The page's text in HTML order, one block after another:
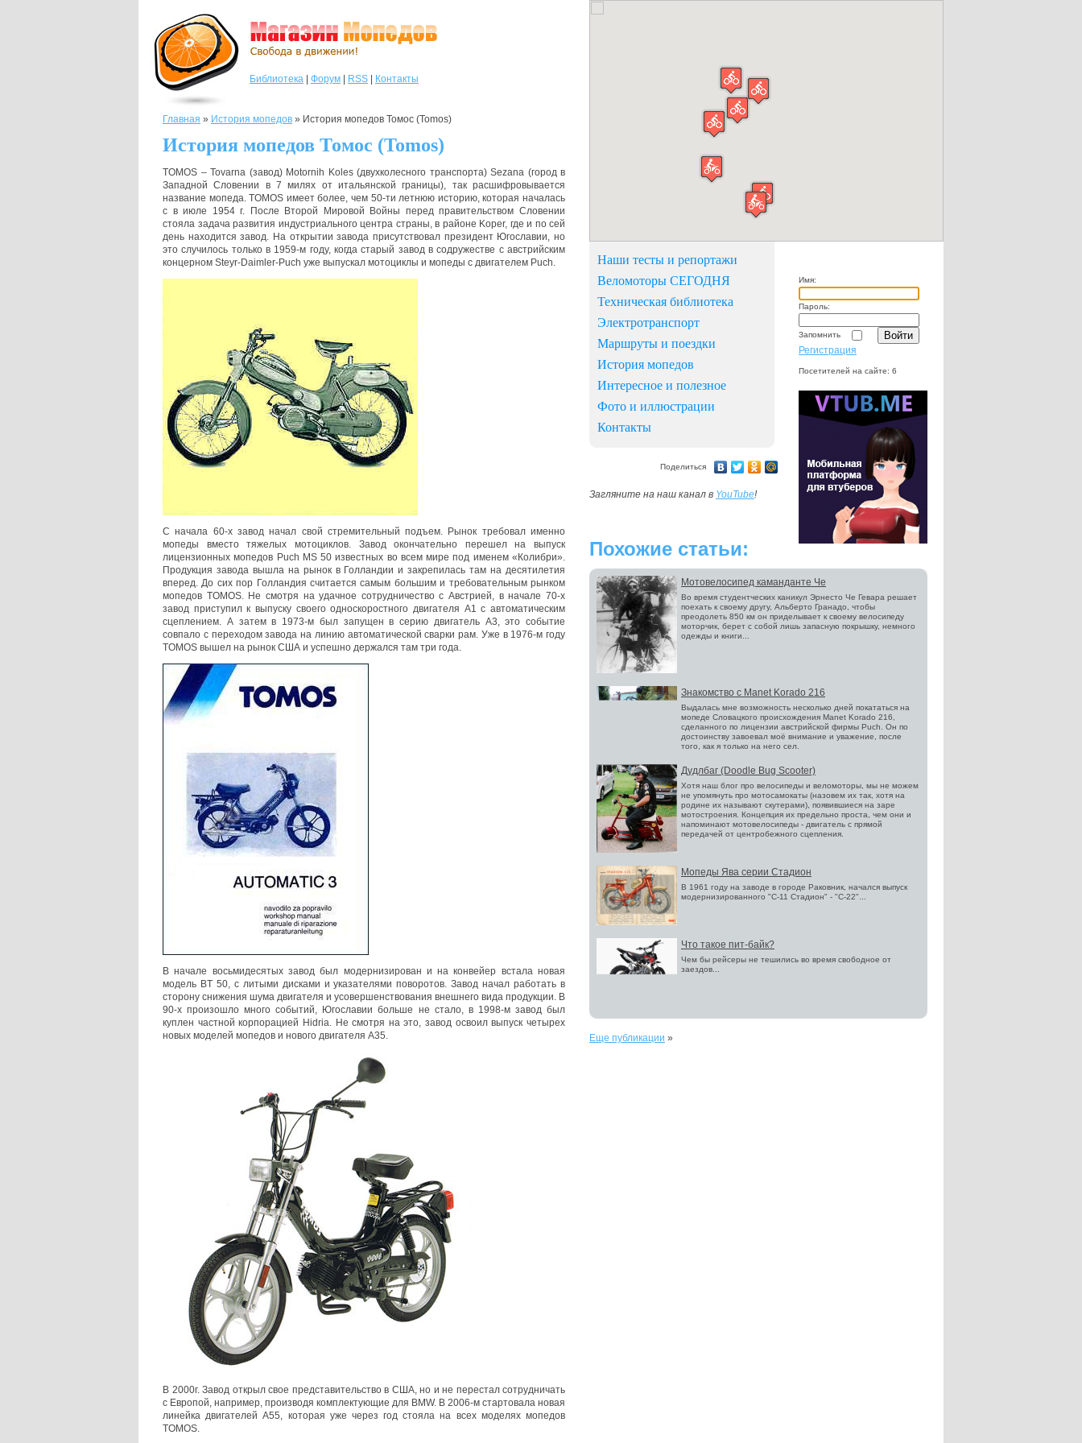
Библиотека Форум RSS Контакты
Главная » История мопедов » История мопедов Томос (Tomos)
История мопедов Томос (Tomos)
TOMOS – Tovarna (завод) Motornih Koles (двухколесного транспорта) Sezana (город в
Западной Словении в 7 милях от итальянской границы), так расшифровывается
название мопеда. TOMOS имеет более, чем 50-ти летнюю историю, которая началась
с в июле 1954 г. После Второй Мировой Войны перед правительством Словении
стояла задача развития индустриального центра страны, в районе Koper, где и по сей
день находится завод. На открытии завода присутствовал президент Югославии, но
это случилось только в 1959-м году, когда старый завод в содружестве с австрийским
концерном Steyr-Daimler-Puch уже выпускал мотоциклы и мопеды с двигателем Puch.
С начала 60-х завод начал свой стремительный подъем. Рынок требовал именно
мопеды вместо тяжелых мотоциклов. Завод окончательно перешел на выпуск
лицензионных мопедов Puch MS 50 известных во всем мире под именем «Колибри».
Продукция завода вышла на рынок в Голландии и закрепилась там на десятилетия
вперед. До сих пор Голландия считается самым большим и требовательным рынком
мопедов TOMOS. Не смотря на удачное сотрудничество с Австрией, в начале 70-х
завод приступил к выпуску своего односкоростного двигателя А1 с автоматическим
сцеплением. А затем в 1973-м был запущен в серию двигатель А3, это событие
совпало с переходом завода на линию автоматической сварки рам. Уже в 1976-м году
TOMOS вышел на рынок США и успешно держался там три года.
В начале восьмидесятых завод был модернизирован и на конвейер встала новая
модель BT 50, с литыми дисками и указателями поворотов. Завод начал работать в
сторону снижения шума двигателя и усовершенствования внешнего вида продукции. В
90-х произошло много событий, Югославии больше не стало, в 1998-м завод был
куплен частной корпорацией Hidria. Не смотря на это, завод освоил выпуск четырех
новых моделей мопедов и нового двигателя А35.
В 2000г. Завод открыл свое представительство в США, но и не перестал сотрудничать
с Европой, например, производя комплектующие для BMW. В 2006-м стартовала новая
линейка двигателей А55, которая уже через год стояла на всех моделях мопедов
TOMOS.
Имя:
Пароль:
Запомнить
Регистрация
Посетителей на сайте: 6
Наши тесты и репортажи
Веломоторы СЕГОДНЯ
Техническая библиотека
Электротранспорт
Маршруты и поездки
История мопедов
Интересное и полезное
Фото и иллюстрации
Контакты
Поделиться
Загляните на наш канал в YouTube!
Похожие статьи:
Мотовелосипед каманданте Че
Во время студентческих каникул Эрнесто Че Гевара решает
поехать к своему другу, Альберто Гранадо, чтобы
преодолеть 850 км он приделывает к своему велосипеду
моторчик, берет с собой лишь запасную покрышку, немного
одежды и книги...
Знакомство с Manet Korado 216
Выдалась мне возможность несколько дней покататься на
мопеде Словацкого происхождения Manet Korado 216,
сделанного по лицензии австрийской фирмы Puch. Он по
достоинству завоевал моё внимание и уважение, после
того, как я только на него сел.
Дудлбаг (Doodle Bug Scooter)
Хотя наш блог про велосипеды и веломоторы, мы не можем
не упомянуть про мотосамокаты (назовем их так, хотя на
родине их называют скутерами), появившиеся на заре
мотостроения. Концепция их предельно проста, чем они и
напоминают мотовелосипеды - двигатель с прямой
передачей от центробежного сцепления.
Мопеды Ява серии Стадион
В 1961 году на заводе в городе Раковник, начался выпуск
модернизированного "С-11 Стадион" - "С-22"...
Что такое пит-байк?
Чем бы рейсеры не тешились во время свободное от
заездов...
Еще публикации »